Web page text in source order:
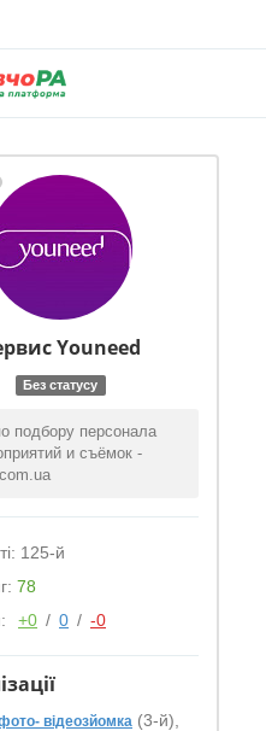
Youneed
Без статусу
подбору персонала
и съёмок -
125-й
78
+0 / 0 / -0
відеозйомка (3-й),